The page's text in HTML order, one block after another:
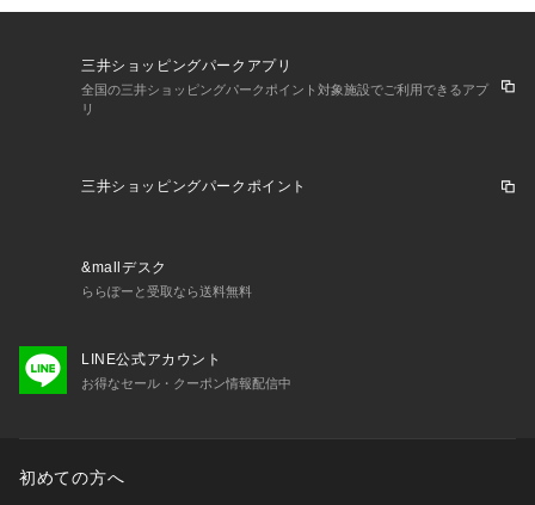
三井ショッピングパークアプリ
全国の三井ショッピングパークポイント対象施設でご利用できるアプ
リ
三井ショッピングパークポイント
&mallデスク
ららぽーと受取なら送料無料
LINE公式アカウント
お得なセール・クーポン情報配信中
初めての方へ